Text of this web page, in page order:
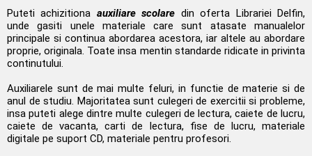
Puteti achizitiona auxiliare scolare din oferta Librariei Delfin,
unde gasiti unele materiale care sunt atasate manualelor
principale si continua abordarea acestora, iar altele au abordare
proprie, originala. Toate insa mentin standarde ridicate in privinta
continutului.
Auxiliarele sunt de mai multe feluri, in functie de materie si de
anul de studiu. Majoritatea sunt culegeri de exercitii si probleme,
insa puteti alege dintre multe culegeri de lectura, caiete de lucru,
caiete de vacanta, carti de lectura, fise de lucru, materiale
digitale pe suport CD, materiale pentru profesori.